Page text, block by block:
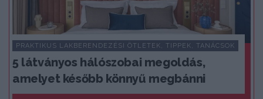
PRAKTIKUS LAKBERENDEZÉSI ÖTLETEK, TIPPEK, TANÁCSOK
5 látványos hálószobai megoldás,
amelyet később könnyű megbánni